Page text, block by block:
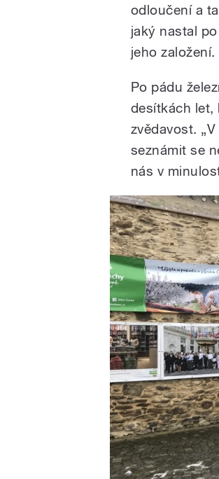
odloučení a
jaký nastal
jeho založení.
Po pádu
desítkách let,
zvědavost.
seznámit se
nás v